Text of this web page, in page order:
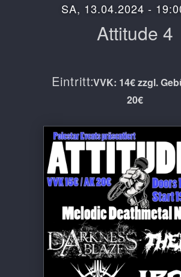
SA, 13.04.2024 -
Attitude 4
Eintritt:VVK: 14€ zzgl.
20€